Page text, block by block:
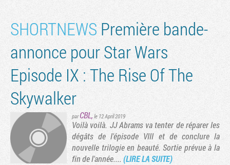
SHORTNEWS Première bande-
annonce pour Star Wars
Episode IX : The Rise Of The
Skywalker
parCBL, le 12 April 2019
Voilà voilà. JJ Abrams va tenter de réparer les
dégâts de l'épisode VIII et de conclure la
nouvelle trilogie en beauté. Sortie prévue à la
fin de l'année.... (LIRE LA SUITE)